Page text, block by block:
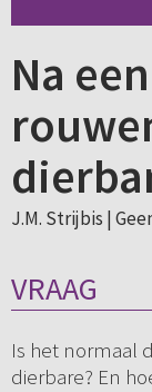
Na
J.M. Strijbis |
VRAAG
Is het normaal
dierbare? En